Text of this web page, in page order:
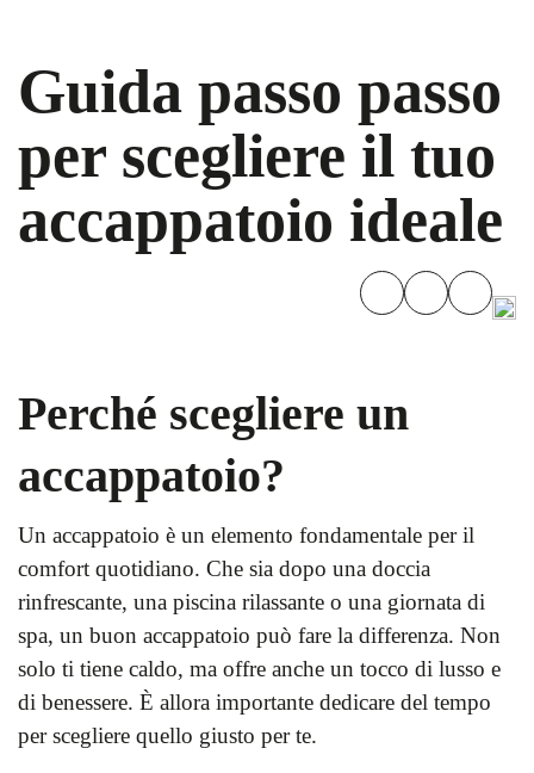
Guida passo passo
per scegliere il tuo
accappatoio ideale
Perché scegliere un
accappatoio?
Un accappatoio è un elemento fondamentale per il
comfort quotidiano. Che sia dopo una doccia
rinfrescante, una piscina rilassante o una giornata di
spa, un buon accappatoio può fare la differenza. Non
solo ti tiene caldo, ma offre anche un tocco di lusso e
di benessere. È allora importante dedicare del tempo
per scegliere quello giusto per te.